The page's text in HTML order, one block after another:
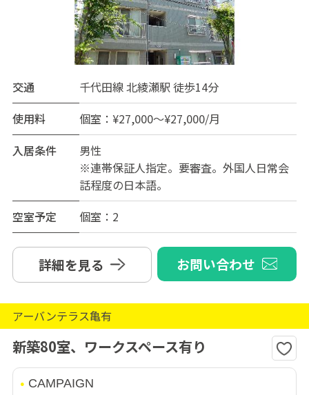
交通
千代田線 北綾瀬駅 徒歩14分
使用料
個室：¥27,000～¥27,000/月
入居条件
男性
※連帯保証人指定。要審査。外国人日常会
話程度の日本語。
空室予定
個室：2
詳細を見る お問い合わせ
アーバンテラス亀有
新築80室、ワークスペース有り
CAMPAIGN